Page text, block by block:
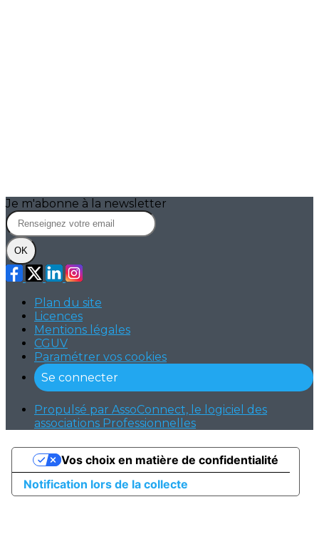
Je m'abonne à la newsletter
OK
Plan du site
Licences
Mentions légales
CGUV
Paramétrer vos cookies
Se connecter
Propulsé par AssoConnect, le logiciel des
associations Professionnelles
Notification lors de la collecte
Vos choix en matière de confidentialité